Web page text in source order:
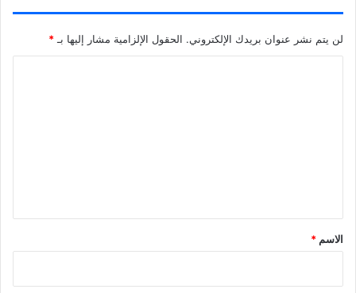
لن يتم نشر عنوان بريدك الإلكتروني. الحقول الإلزامية مشار إليها بـ*
*
الاسم *